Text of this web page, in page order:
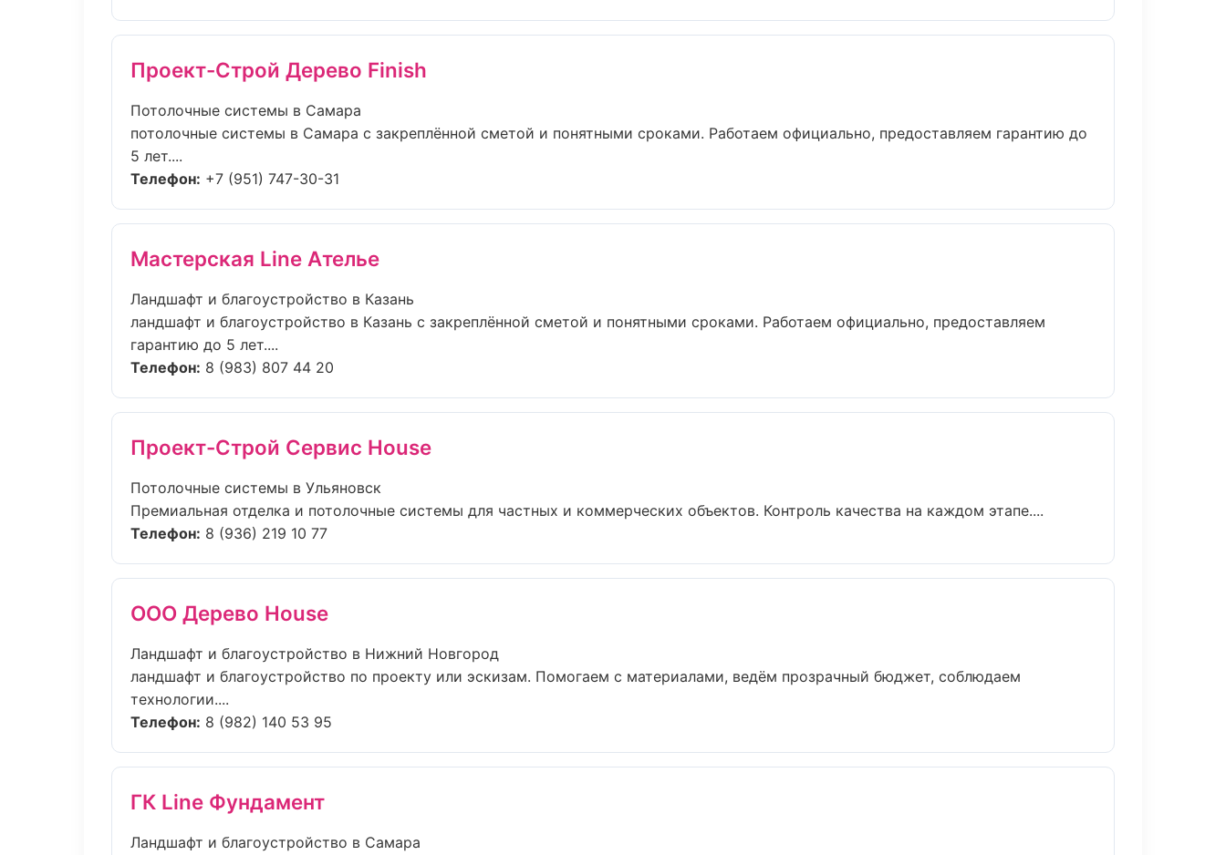
Проект-Строй Дерево Finish
Потолочные системы в Самара
потолочные системы в Самара с закреплённой сметой и понятными сроками. Работаем официально, предоставляем гарантию до
5 лет....
Телефон: +7 (951) 747-30-31
Мастерская Line Ателье
Ландшафт и благоустройство в Казань
ландшафт и благоустройство в Казань с закреплённой сметой и понятными сроками. Работаем официально, предоставляем
гарантию до 5 лет....
Телефон: 8 (983) 807 44 20
Проект-Строй Сервис House
Потолочные системы в Ульяновск
Премиальная отделка и потолочные системы для частных и коммерческих объектов. Контроль качества на каждом этапе....
Телефон: 8 (936) 219 10 77
ООО Дерево House
Ландшафт и благоустройство в Нижний Новгород
ландшафт и благоустройство по проекту или эскизам. Помогаем с материалами, ведём прозрачный бюджет, соблюдаем
технологии....
Телефон: 8 (982) 140 53 95
ГК Line Фундамент
Ландшафт и благоустройство в Самара